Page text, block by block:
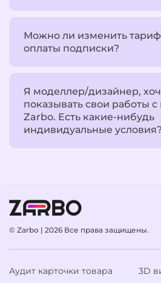
Можно ли изменить
оплаты подписки?
Я моделлер/дизайнер,
показывать свои работы
Zarbo. Есть какие-нибудь
индивидуальные условия?
© Zarbo | 2026 Все права защищены.
Аудит карточки товара 3D